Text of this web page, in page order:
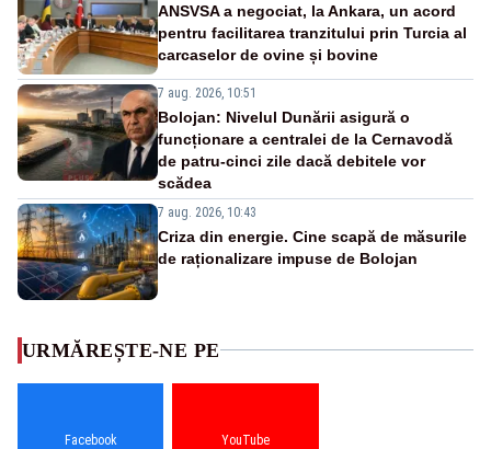
ANSVSA a negociat, la Ankara, un acord
pentru facilitarea tranzitului prin Turcia al
carcaselor de ovine și bovine
7 aug. 2026, 10:51
Bolojan: Nivelul Dunării asigură o
funcționare a centralei de la Cernavodă
de patru-cinci zile dacă debitele vor
scădea
7 aug. 2026, 10:43
Criza din energie. Cine scapă de măsurile
de raționalizare impuse de Bolojan
URMĂREȘTE-NE PE
Facebook YouTube